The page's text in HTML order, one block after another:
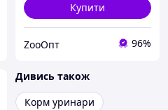
Купити
ZooOпт 96%
Дивись також
Корм уринари